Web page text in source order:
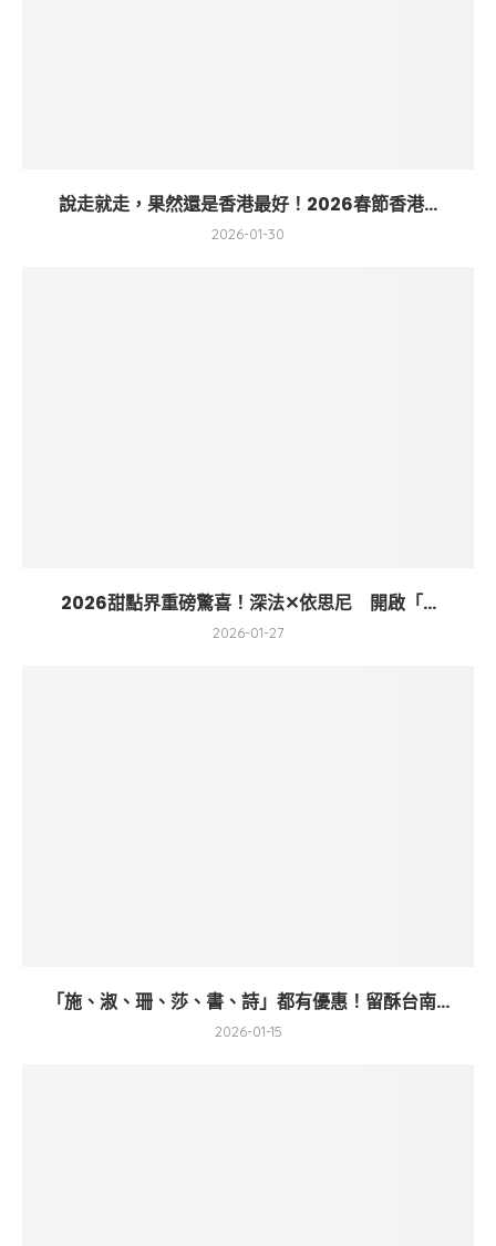
說走就走，果然還是香港最好！2026春節香港...
2026-01-30
2026甜點界重磅驚喜！深法✕依思尼 開啟「...
2026-01-27
「施、淑、珊、莎、書、詩」都有優惠！留酥台南...
2026-01-15